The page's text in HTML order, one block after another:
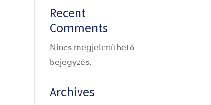
Recent
Comments
Nincs megjeleníthető
bejegyzés.
Archives